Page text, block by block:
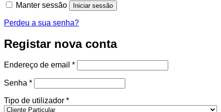
Manter sessão Iniciar sessão
Perdeu a sua senha?
Registar nova conta
Endereço de email *Obrigatório
Senha *Obrigatório
Tipo de utilizador *